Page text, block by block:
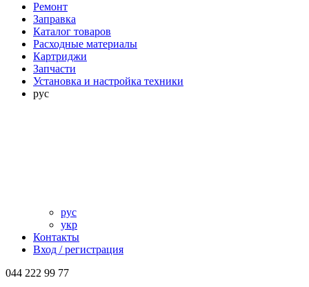
Ремонт
Заправка
Каталог товаров
Расходные материалы
Картриджи
Запчасти
Установка и настройка техники
рус
рус
укр
Контакты
Вход / регистрация
044 222 99 77